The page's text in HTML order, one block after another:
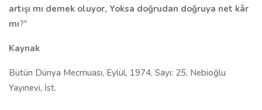
artışı mı demek oluyor, Yoksa doğrudan doğruya net kâr
mı?"
Kaynak
Bütün Dünya Mecmuası, Eylül, 1974, Sayı: 25, Nebioğlu
Yayınevi, İst.